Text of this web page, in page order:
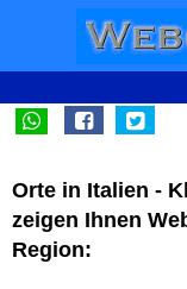
Orte in Italien -
zeigen Ihnen
Region: